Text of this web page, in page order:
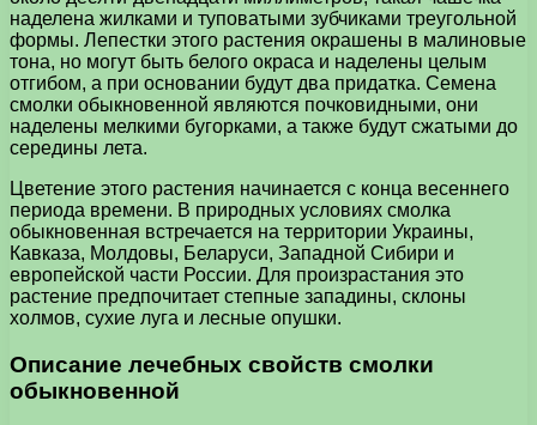
наделена жилками и туповатыми зубчиками треугольной
формы. Лепестки этого растения окрашены в малиновые
тона, но могут быть белого окраса и наделены целым
отгибом, а при основании будут два придатка. Семена
смолки обыкновенной являются почковидными, они
наделены мелкими бугорками, а также будут сжатыми до
середины лета.
Цветение этого растения начинается с конца весеннего
периода времени. В природных условиях смолка
обыкновенная встречается на территории Украины,
Кавказа, Молдовы, Беларуси, Западной Сибири и
европейской части России. Для произрастания это
растение предпочитает степные западины, склоны
холмов, сухие луга и лесные опушки.
Описание лечебных свойств смолки
обыкновенной